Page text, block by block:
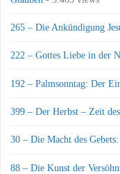
265 – Die Ankündigung
222 – Gottes Liebe in der
192 – Palmsonntag: Der
399 – Der Herbst – Zeit
30 – Die Macht des
88 – Die Kunst der